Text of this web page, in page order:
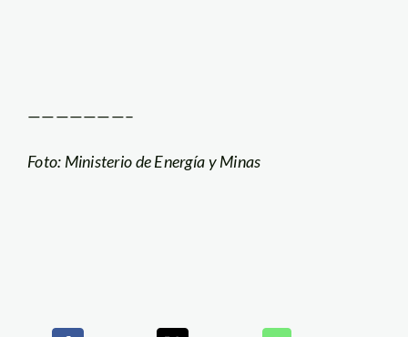
———————–
Foto: Ministerio de Energía y Minas